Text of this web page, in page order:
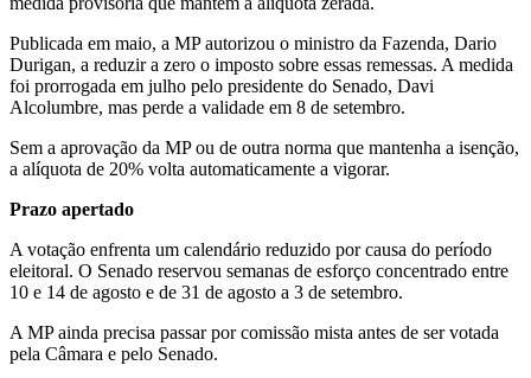
Publicada em maio, a MP autorizou o ministro da Fazenda, Dario
Durigan, a reduzir a zero o imposto sobre essas remessas. A medida
foi prorrogada em julho pelo presidente do Senado, Davi
Alcolumbre, mas perde a validade em 8 de setembro.
Sem a aprovação da MP ou de outra norma que mantenha a isenção,
a alíquota de 20% volta automaticamente a vigorar.
Prazo apertado
A votação enfrenta um calendário reduzido por causa do período
eleitoral. O Senado reservou semanas de esforço concentrado entre
10 e 14 de agosto e de 31 de agosto a 3 de setembro.
A MP ainda precisa passar por comissão mista antes de ser votada
pela Câmara e pelo Senado.